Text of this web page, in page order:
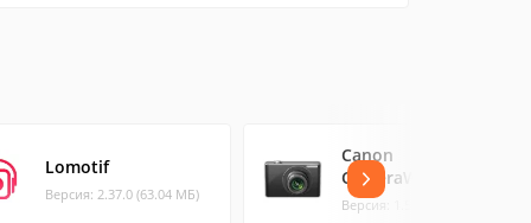
Lomotif
Версия: 2.37.0 (63.04 МБ)
Canon
CameraWindow
Версия: 1.5.2.21 (6.82 МБ)